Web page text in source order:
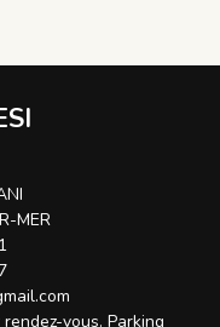
MER
vous. Parking